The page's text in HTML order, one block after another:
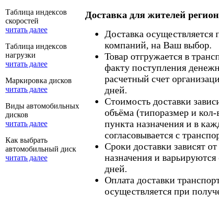
Таблица индексов
скоростей
читать далее
Таблица индексов
нагрузки
читать далее
Маркировка дисков
читать далее
Виды автомобильных
дисков
читать далее
Как выбрать
автомобильный диск
читать далее
Доставка для жителей
Доставка
компаний, на Ваш выбор.
Товар отгружается в
факту поступления
расчетный счет
дней.
Стоимость доставки
объёма (типоразмер и кол-
пункта назначения и в
согласовывается с
Сроки доставки зависят
назначения и
дней.
Оплата доставки
осуществляется при